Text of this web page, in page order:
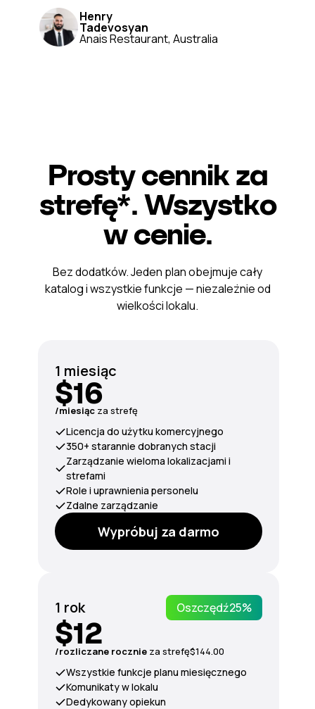
Henry
Tadevosyan
Anais Restaurant, Australia
Prosty cennik za
strefę*. Wszystko
w cenie.
1 miesiąc
$16
/miesiąc za strefę
Licencja do użytku komercyjnego
350+ starannie dobranych stacji
Zarządzanie wieloma lokalizacjami i
strefami
Role i uprawnienia personelu
Zdalne zarządzanie
Wypróbuj za darmo
1 rok Oszczędź25%
$12
/rozliczane rocznie za strefę$144.00
Wszystkie funkcje planu miesięcznego
Komunikaty w lokalu
Dedykowany opiekun
Bez dodatków. Jeden plan obejmuje cały
katalog i wszystkie funkcje — niezależnie od
wielkości lokalu.